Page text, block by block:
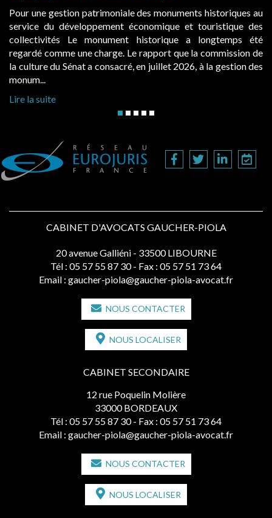
Pour une gestion patrimoniale des monuments historiques au
service du développement économique et touristique des
collectivités Le monument historique a longtemps été
regardé comme une charge. Le rapport que la commission de
la culture du Sénat a consacré, en juillet 2026, à la gestion des
monum...
Lire la suite
CABINET D'AVOCATS GAUCHER-PIOLA
20 avenue Galliéni - 33500 LIBOURNE
Tél : 05 57 55 87 30 - Fax : 05 57 51 73 64
Email : gaucher-piola@gaucher-piola-avocat.fr
NOUS CONTACTER
NOUS LOCALISER
CABINET SECONDAIRE
12 rue Poquelin Molière
33000 BORDEAUX
Tél : 05 57 55 87 30 - Fax : 05 57 51 73 64
Email : gaucher-piola@gaucher-piola-avocat.fr
NOUS CONTACTER
NOUS LOCALISER